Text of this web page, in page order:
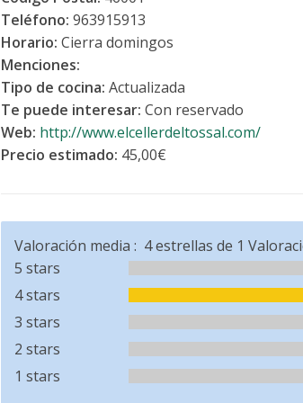
Teléfono: 963915913
Horario: Cierra domingos
Menciones:
Tipo de cocina: Actualizada
Te puede interesar: Con reservado
Web: http://www.elcellerdeltossal.com/
Precio estimado: 45,00€
Valoración media :
5 stars
4 stars
3 stars
2 stars
1 stars
4estrellas de 1